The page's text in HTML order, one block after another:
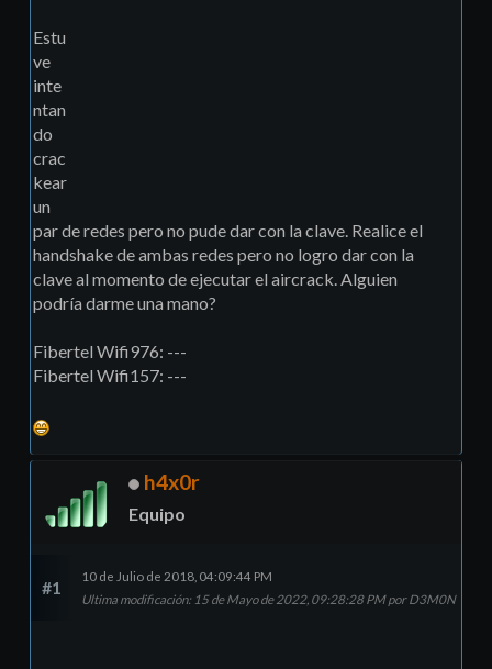
Estu
ve
inte
ntan
do
crac
kear
un
par de redes pero no pude dar con la clave. Realice el
handshake de ambas redes pero no logro dar con la
clave al momento de ejecutar el aircrack. Alguien
podría darme una mano?
Fibertel Wifi976: ---
Fibertel Wifi157: ---
h4x0r
Equipo
#1
10 de Julio de 2018, 04:09:44 PM
Ultima modificación: 15 de Mayo de 2022, 09:28:28 PM por D3M0N